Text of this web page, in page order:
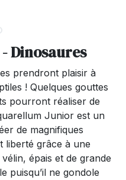
Dinosaures
prendront plaisir à
! Quelques gouttes
pourront réaliser de
Junior est un
de magnifiques
liberté grâce à une
épais et de grande
puisqu’il ne gondole